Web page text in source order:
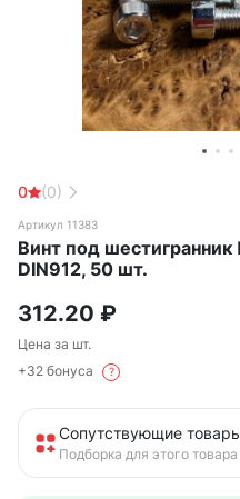
0 (0)
Артикул 11383
Винт под
DIN912, 50 шт.
312.20 ₽
Цена за шт.
+32 бонуса
?
Сопутствующие
Подборка для этого товара